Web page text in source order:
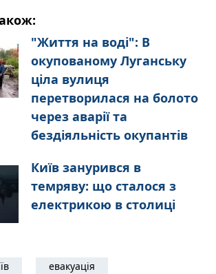
"Життя на воді": В
окупованому Луганську
ціла вулиця
перетворилася на болото
через аварії та
бездіяльність окупантів
Київ занурився в
темряву: що сталося з
електрикою в столиці
евакуація